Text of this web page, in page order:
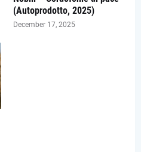
(Autoprodotto, 2025)
December 17, 2025